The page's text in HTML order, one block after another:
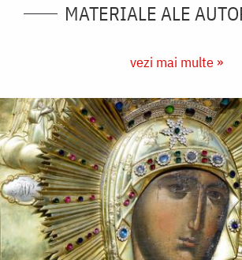
MATERIALE ALE
vezi mai multe »